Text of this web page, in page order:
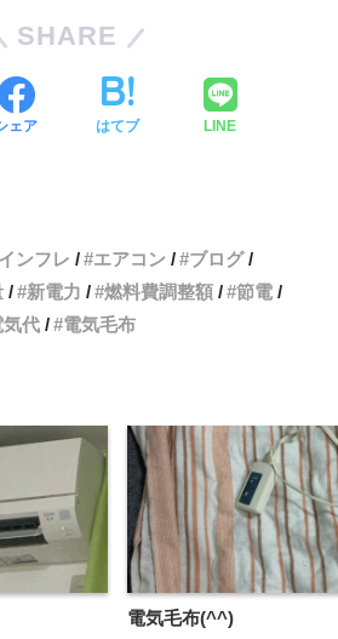
SHARE
ェア はてブ LINE
インフレ エアコン
ブログ
新電力 燃料費調整額
節電
気代 電気毛布
電気毛布(^^)